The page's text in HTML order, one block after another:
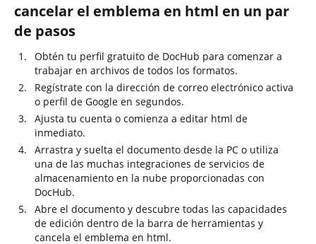
cancelar el emblema en html en un par
de pasos
Obtén tu perfil gratuito de DocHub para comenzar a
trabajar en archivos de todos los formatos.
Regístrate con la dirección de correo electrónico activa
o perfil de Google en segundos.
Ajusta tu cuenta o comienza a editar html de
inmediato.
Arrastra y suelta el documento desde la PC o utiliza
una de las muchas integraciones de servicios de
almacenamiento en la nube proporcionadas con
DocHub.
Abre el documento y descubre todas las capacidades
de edición dentro de la barra de herramientas y
cancela el emblema en html.